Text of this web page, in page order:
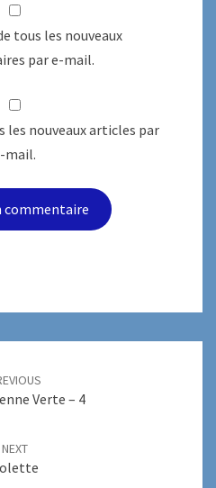
tous les nouveaux
par e-mail.
les nouveaux articles par
mail.
Verte – 4
NEXT